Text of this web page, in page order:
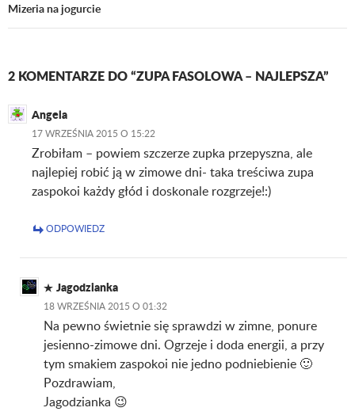
Mizeria na jogurcie
2 KOMENTARZE DO “ZUPA FASOLOWA – NAJLEPSZA”
Angela
17 WRZEŚNIA 2015 O 15:22
Zrobiłam – powiem szczerze zupka przepyszna, ale
najlepiej robić ją w zimowe dni- taka treściwa zupa
zaspokoi każdy głód i doskonale rozgrzeje!:)
ODPOWIEDZ
Jagodzianka
18 WRZEŚNIA 2015 O 01:32
Na pewno świetnie się sprawdzi w zimne, ponure
jesienno-zimowe dni. Ogrzeje i doda energii, a przy
tym smakiem zaspokoi nie jedno podniebienie 🙂
Pozdrawiam,
Jagodzianka 😉